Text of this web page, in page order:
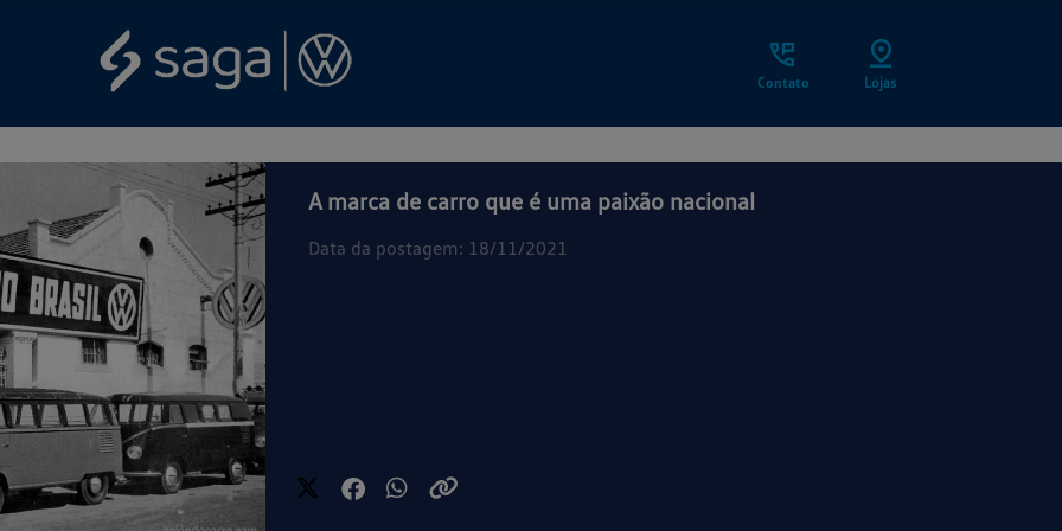
Contato Lojas
A marca de carro que é uma paixão nacional
Data da postagem: 18/11/2021